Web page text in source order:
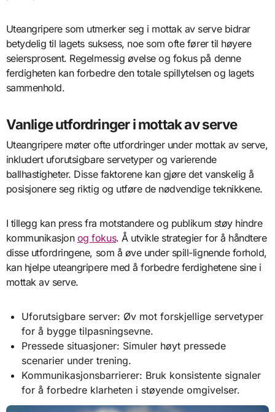
Uteangripere som utmerker seg i mottak av serve bidrar
betydelig til lagets suksess, noe som ofte fører til høyere
seiersprosent. Regelmessig øvelse og fokus på denne
ferdigheten kan forbedre den totale spillytelsen og lagets
sammenhold.
Vanlige utfordringer i mottak av serve
Uteangripere møter ofte utfordringer under mottak av serve,
inkludert uforutsigbare servetyper og varierende
ballhastigheter. Disse faktorene kan gjøre det vanskelig å
posisjonere seg riktig og utføre de nødvendige teknikkene.
I tillegg kan press fra motstandere og publikum støy hindre
kommunikasjon og fokus. Å utvikle strategier for å håndtere
disse utfordringene, som å øve under spill-lignende forhold,
kan hjelpe uteangripere med å forbedre ferdighetene sine i
mottak av serve.
Uforutsigbare server: Øv mot forskjellige servetyper
for å bygge tilpasningsevne.
Pressede situasjoner: Simuler høyt pressede
scenarier under trening.
Kommunikasjonsbarrierer: Bruk konsistente signaler
for å forbedre klarheten i støyende omgivelser.